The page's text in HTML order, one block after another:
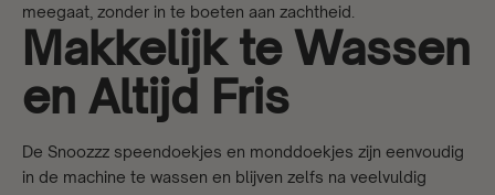
meegaat, zonder in te boeten aan zachtheid.
Makkelijk te Wassen
en Altijd Fris
De Snoozzz speendoekjes en monddoekjes zijn eenvoudig
in de machine te wassen en blijven zelfs na veelvuldig